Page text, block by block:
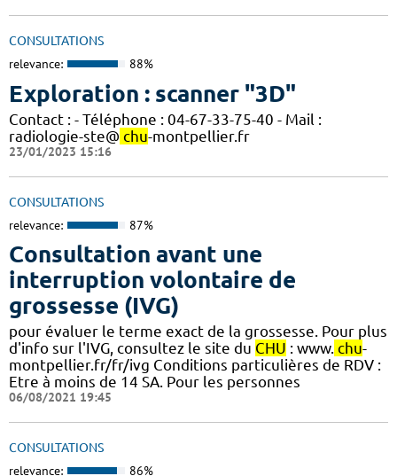
CONSULTATIONS
relevance: 88%
Exploration : scanner "3D"
Contact : - Téléphone : 04-67-33-75-40 - Mail :
radiologie-ste@ chu-montpellier.fr
23/01/2023 15:16
CONSULTATIONS
relevance: 87%
Consultation avant une
interruption volontaire de
grossesse (IVG)
pour évaluer le terme exact de la grossesse. Pour plus
d'info sur l'IVG, consultez le site du CHU : www. chu-
montpellier.fr/fr/ivg Conditions particulières de RDV :
Etre à moins de 14 SA. Pour les personnes
06/08/2021 19:45
CONSULTATIONS
relevance: 86%